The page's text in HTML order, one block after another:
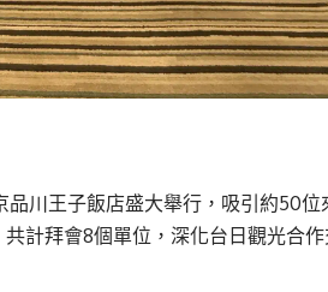
品川王子飯店盛大舉行，吸引約50位
計拜會8個單位，深化台日觀光合作